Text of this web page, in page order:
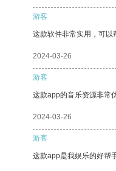
游客
这款软件非常实用，可以
2024-03-26
游客
这款app的音乐资源非常
2024-03-26
游客
这款app是我娱乐的好帮